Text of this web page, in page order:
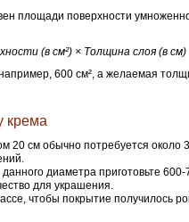
площади поверхности
(в см²) × Толщина слоя (в см)
600 см², а желаемая
крема
20 см обычно потребуется около
диаметра приготовьте
для украшения.
чтобы покрытие получилось